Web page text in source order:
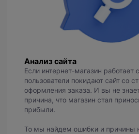
Анализ сайта
Если интернет-магазин работает
пользователи покидают сайт со
оформления заказа. И вы не
причина, что магазин стал
прибыли.
То мы найдем ошибки и причины